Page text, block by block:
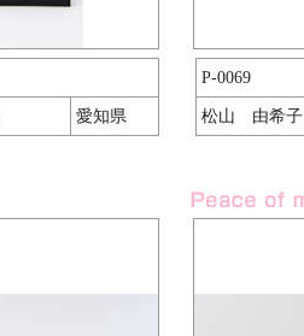
愛知県
P-0069
松山 由希子